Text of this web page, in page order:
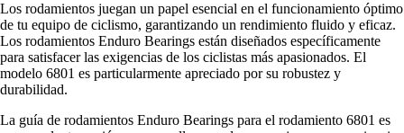
Los rodamientos juegan un papel esencial en el funcionamiento óptimo
de tu equipo de ciclismo, garantizando un rendimiento fluido y eficaz.
Los rodamientos Enduro Bearings están diseñados específicamente
para satisfacer las exigencias de los ciclistas más apasionados. El
modelo 6801 es particularmente apreciado por su robustez y
durabilidad.
La guía de rodamientos Enduro Bearings para el rodamiento 6801 es